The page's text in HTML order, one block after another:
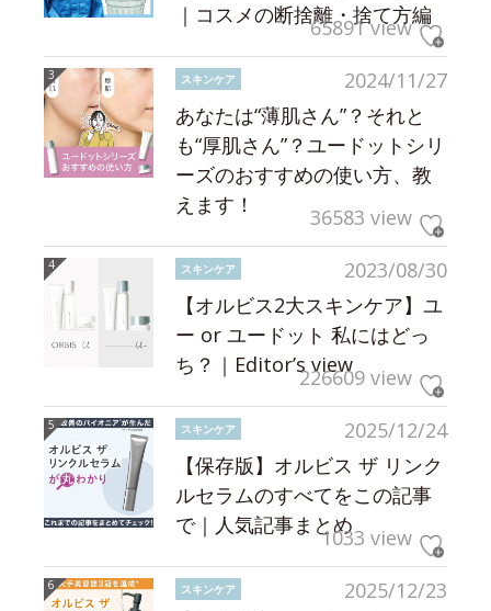
｜コスメの断捨離・捨て方編
65891 view
2024/11/27
スキンケア
あなたは“薄肌さん”？それと
も“厚肌さん”？ユードットシリ
ーズのおすすめの使い方、教
えます！
36583 view
2023/08/30
スキンケア
【オルビス2大スキンケア】ユ
ー or ユードット 私にはどっ
ち？｜Editor’s view226609 view
2025/12/24
スキンケア
【保存版】オルビス ザ リンク
ルセラムのすべてをこの記事
で｜人気記事まとめ1033 view
2025/12/23
スキンケア